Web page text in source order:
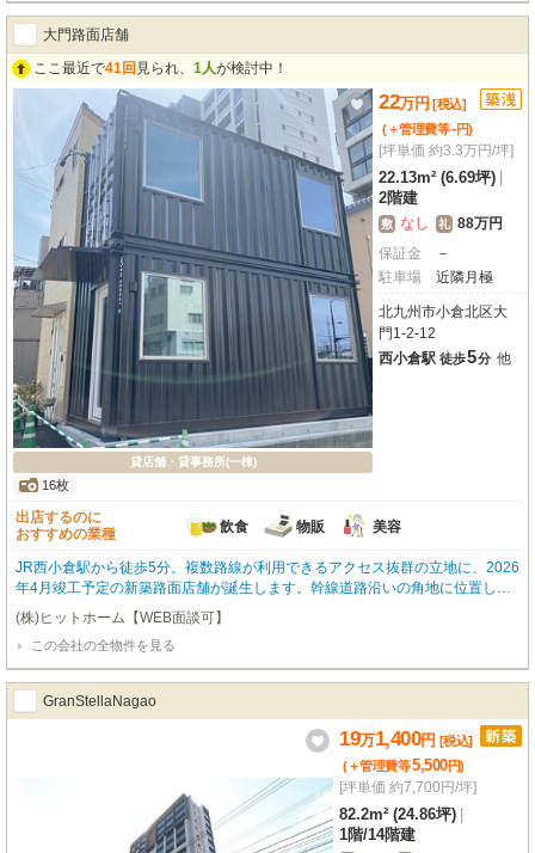
ゼロ、さらにフリーレント2ヶ月のキャンペーンを実施中（期間中のみ要確
認）！美容・医療・教育関係、物販店舗、事務所、飲食店など、幅広い業種に
対応できる、ビジネスに魅力的な物件です。この機会にぜひ一度、現地をご覧
大門路面店舗
ここ最近で41回 見られ、 1人が検討中！
貸店舗・貸事務所(一棟)
16枚
22万円 [税込]
(＋管理費等-円)
[坪単価 約3.3万円/坪]
22.13m² (6.69坪)
2階建
敷 なし 礼 88万円
保証金
－
駐車場
近隣月極
北九州市小倉北区大
門1-2-12
西小倉駅 徒歩5分 他
出店するのに
おすすめの業種
飲食 物販 美容
JR西小倉駅から徒歩5分。複数路線が利用できるアクセス抜群の立地に、2026
年4月竣工予定の新築路面店舗が誕生します。幹線道路沿いの角地に位置し、
視認性も良好な集客力の高いロケーションです。専有面積22.13㎡の室内はス
ケルトン渡し。給排水設備も整っており、重飲食を含む飲食店、物販、美容・
健康系店舗まで幅広い業種に対応可能です。特におすすめしたいのが、近年ラ
イダーやアウトドア好きから人気を集める“コンテナハウス”の無骨なアイアン
素材やモルタル調の内装でヴィンテージ感のある空間は、ライダーズカフェや
アパレル、セレクトショップとも相性がよく、昼と夜で違った表情を楽しめ
る、雰囲気ある店舗づくりが実現できます。また、敷金0円のため初期費用を
抑えてスタートできるのも魅力のひとつ。周辺にはコンビニやスーパー、大型
商業施設「リバーウォーク北九州」もあり、人の流れが期待できる賑わいある
エリアです。“ただの店舗”ではなく、“世界観を発信する場所”として。この新
しい空間で、あなたの理想のお店を形にしてみませんか？ぜひ一度、現地をご
(株)ヒットホーム【WEB面談可】
この会社の全物件を見る
GranStellaNagao
19万1,400円 [税込]
(＋管理費等5,500円)
[坪単価 約7,700円/坪]
82.2m² (24.86坪)
1階/14階建